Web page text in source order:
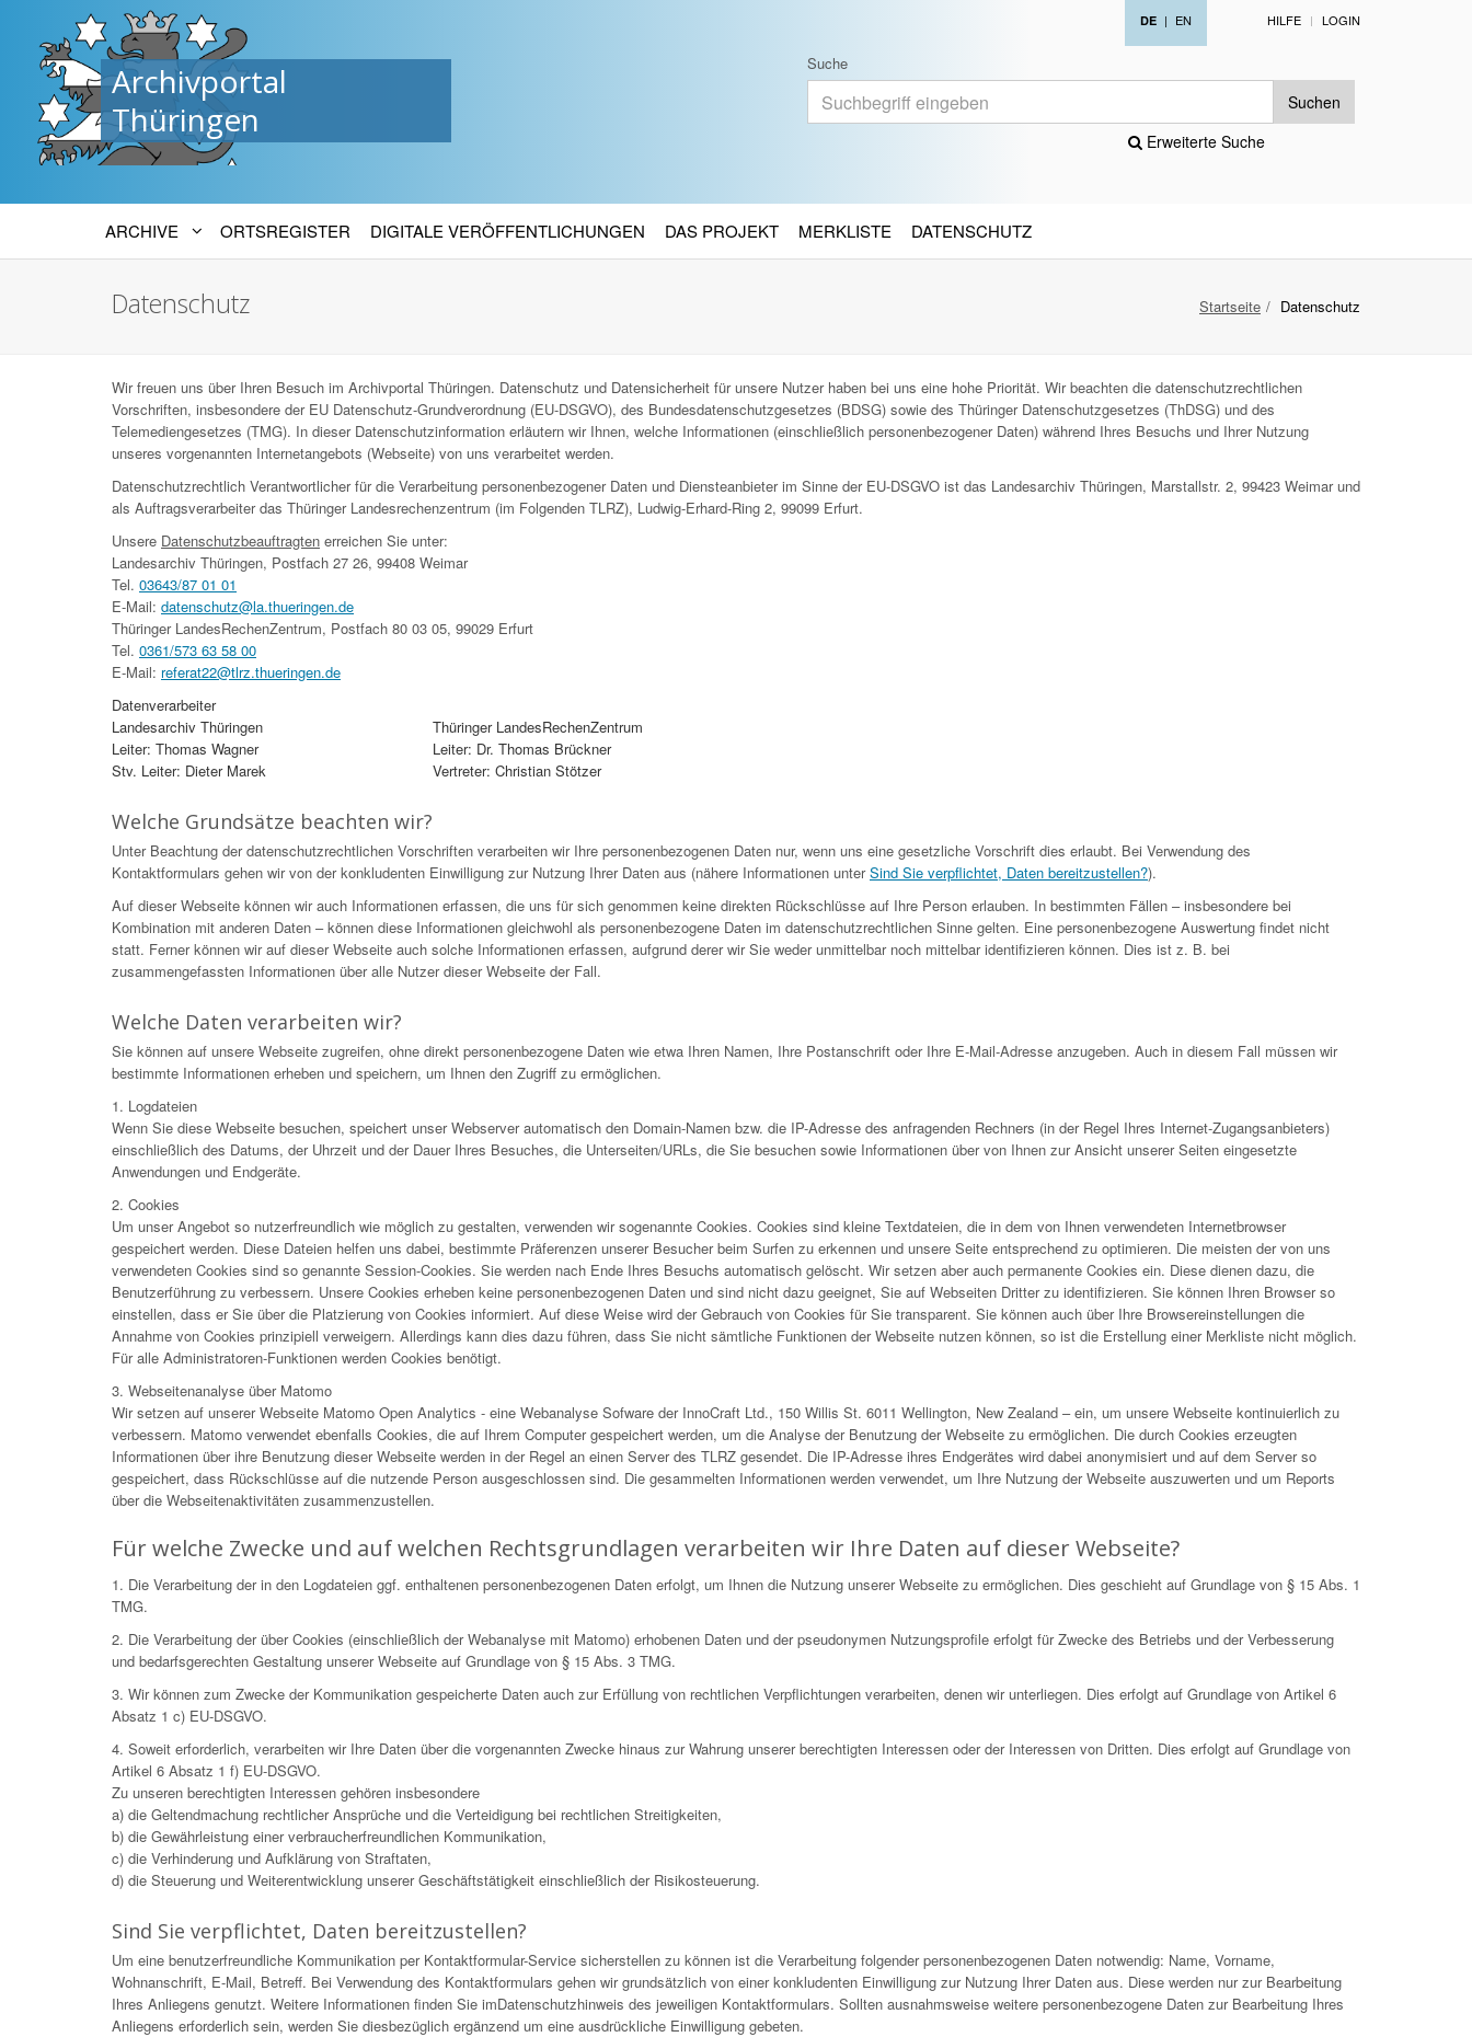
Archivportal
Thüringen
DE | EN HILFE LOGIN
Suche
Suchen
Erweiterte Suche
ARCHIVE ORTSREGISTER DIGITALE VERÖFFENTLICHUNGEN DAS PROJEKT MERKLISTE DATENSCHUTZ
Startseite Datenschutz
Datenschutz
Wir freuen uns über Ihren Besuch im Archivportal Thüringen. Datenschutz und Datensicherheit für unsere Nutzer haben bei uns eine hohe Priorität. Wir beachten die datenschutzrechtlichen
Vorschriften, insbesondere der EU Datenschutz-Grundverordnung (EU-DSGVO), des Bundesdatenschutzgesetzes (BDSG) sowie des Thüringer Datenschutzgesetzes (ThDSG) und des
Telemediengesetzes (TMG). In dieser Datenschutzinformation erläutern wir Ihnen, welche Informationen (einschließlich personenbezogener Daten) während Ihres Besuchs und Ihrer Nutzung
unseres vorgenannten Internetangebots (Webseite) von uns verarbeitet werden.
Datenschutzrechtlich Verantwortlicher für die Verarbeitung personenbezogener Daten und Diensteanbieter im Sinne der EU-DSGVO ist das Landesarchiv Thüringen, Marstallstr. 2, 99423 Weimar und
als Auftragsverarbeiter das Thüringer Landesrechenzentrum (im Folgenden TLRZ), Ludwig-Erhard-Ring 2, 99099 Erfurt.
Unsere Datenschutzbeauftragten erreichen Sie unter:
Landesarchiv Thüringen, Postfach 27 26, 99408 Weimar
Tel. 03643/87 01 01
E-Mail: datenschutz@la.thueringen.de
Thüringer LandesRechenZentrum, Postfach 80 03 05, 99029 Erfurt
Tel. 0361/573 63 58 00
E-Mail: referat22@tlrz.thueringen.de
Datenverarbeiter
Landesarchiv Thüringen
Leiter: Thomas Wagner
Stv. Leiter: Dieter Marek
Thüringer LandesRechenZentrum
Leiter: Dr. Thomas Brückner
Vertreter: Christian Stötzer
Welche Grundsätze beachten wir?
Unter Beachtung der datenschutzrechtlichen Vorschriften verarbeiten wir Ihre personenbezogenen Daten nur, wenn uns eine gesetzliche Vorschrift dies erlaubt. Bei Verwendung des
Kontaktformulars gehen wir von der konkludenten Einwilligung zur Nutzung Ihrer Daten aus (nähere Informationen unterSind Sie verpflichtet, Daten bereitzustellen?).
Auf dieser Webseite können wir auch Informationen erfassen, die uns für sich genommen keine direkten Rückschlüsse auf Ihre Person erlauben. In bestimmten Fällen – insbesondere bei
Kombination mit anderen Daten – können diese Informationen gleichwohl als personenbezogene Daten im datenschutzrechtlichen Sinne gelten. Eine personenbezogene Auswertung findet nicht
statt. Ferner können wir auf dieser Webseite auch solche Informationen erfassen, aufgrund derer wir Sie weder unmittelbar noch mittelbar identifizieren können. Dies ist z. B. bei
zusammengefassten Informationen über alle Nutzer dieser Webseite der Fall.
Welche Daten verarbeiten wir?
Sie können auf unsere Webseite zugreifen, ohne direkt personenbezogene Daten wie etwa Ihren Namen, Ihre Postanschrift oder Ihre E-Mail-Adresse anzugeben. Auch in diesem Fall müssen wir
bestimmte Informationen erheben und speichern, um Ihnen den Zugriff zu ermöglichen.
1. Logdateien
Wenn Sie diese Webseite besuchen, speichert unser Webserver automatisch den Domain-Namen bzw. die IP-Adresse des anfragenden Rechners (in der Regel Ihres Internet-Zugangsanbieters)
einschließlich des Datums, der Uhrzeit und der Dauer Ihres Besuches, die Unterseiten/URLs, die Sie besuchen sowie Informationen über von Ihnen zur Ansicht unserer Seiten eingesetzte
Anwendungen und Endgeräte.
2. Cookies
Um unser Angebot so nutzerfreundlich wie möglich zu gestalten, verwenden wir sogenannte Cookies. Cookies sind kleine Textdateien, die in dem von Ihnen verwendeten Internetbrowser
gespeichert werden. Diese Dateien helfen uns dabei, bestimmte Präferenzen unserer Besucher beim Surfen zu erkennen und unsere Seite entsprechend zu optimieren. Die meisten der von uns
verwendeten Cookies sind so genannte Session-Cookies. Sie werden nach Ende Ihres Besuchs automatisch gelöscht. Wir setzen aber auch permanente Cookies ein. Diese dienen dazu, die
Benutzerführung zu verbessern. Unsere Cookies erheben keine personenbezogenen Daten und sind nicht dazu geeignet, Sie auf Webseiten Dritter zu identifizieren. Sie können Ihren Browser so
einstellen, dass er Sie über die Platzierung von Cookies informiert. Auf diese Weise wird der Gebrauch von Cookies für Sie transparent. Sie können auch über Ihre Browsereinstellungen die
Annahme von Cookies prinzipiell verweigern. Allerdings kann dies dazu führen, dass Sie nicht sämtliche Funktionen der Webseite nutzen können, so ist die Erstellung einer Merkliste nicht möglich.
Für alle Administratoren-Funktionen werden Cookies benötigt.
3. Webseitenanalyse über Matomo
Wir setzen auf unserer Webseite Matomo Open Analytics - eine Webanalyse Sofware der InnoCraft Ltd., 150 Willis St. 6011 Wellington, New Zealand – ein, um unsere Webseite kontinuierlich zu
verbessern. Matomo verwendet ebenfalls Cookies, die auf Ihrem Computer gespeichert werden, um die Analyse der Benutzung der Webseite zu ermöglichen. Die durch Cookies erzeugten
Informationen über ihre Benutzung dieser Webseite werden in der Regel an einen Server des TLRZ gesendet. Die IP-Adresse ihres Endgerätes wird dabei anonymisiert und auf dem Server so
gespeichert, dass Rückschlüsse auf die nutzende Person ausgeschlossen sind. Die gesammelten Informationen werden verwendet, um Ihre Nutzung der Webseite auszuwerten und um Reports
über die Webseitenaktivitäten zusammenzustellen.
Für welche Zwecke und auf welchen Rechtsgrundlagen verarbeiten wir Ihre Daten auf dieser Webseite?
1. Die Verarbeitung der in den Logdateien ggf. enthaltenen personenbezogenen Daten erfolgt, um Ihnen die Nutzung unserer Webseite zu ermöglichen. Dies geschieht auf Grundlage von § 15 Abs. 1
TMG.
2. Die Verarbeitung der über Cookies (einschließlich der Webanalyse mit Matomo) erhobenen Daten und der pseudonymen Nutzungsprofile erfolgt für Zwecke des Betriebs und der Verbesserung
und bedarfsgerechten Gestaltung unserer Webseite auf Grundlage von § 15 Abs. 3 TMG.
3. Wir können zum Zwecke der Kommunikation gespeicherte Daten auch zur Erfüllung von rechtlichen Verpflichtungen verarbeiten, denen wir unterliegen. Dies erfolgt auf Grundlage von Artikel 6
Absatz 1 c) EU-DSGVO.
4. Soweit erforderlich, verarbeiten wir Ihre Daten über die vorgenannten Zwecke hinaus zur Wahrung unserer berechtigten Interessen oder der Interessen von Dritten. Dies erfolgt auf Grundlage von
Artikel 6 Absatz 1 f) EU-DSGVO.
Zu unseren berechtigten Interessen gehören insbesondere
a) die Geltendmachung rechtlicher Ansprüche und die Verteidigung bei rechtlichen Streitigkeiten,
b) die Gewährleistung einer verbraucherfreundlichen Kommunikation,
c) die Verhinderung und Aufklärung von Straftaten,
d) die Steuerung und Weiterentwicklung unserer Geschäftstätigkeit einschließlich der Risikosteuerung.
Sind Sie verpflichtet, Daten bereitzustellen?
Um eine benutzerfreundliche Kommunikation per Kontaktformular-Service sicherstellen zu können ist die Verarbeitung folgender personenbezogenen Daten notwendig: Name, Vorname,
Wohnanschrift, E-Mail, Betreff. Bei Verwendung des Kontaktformulars gehen wir grundsätzlich von einer konkludenten Einwilligung zur Nutzung Ihrer Daten aus. Diese werden nur zur Bearbeitung
Ihres Anliegens genutzt. Weitere Informationen finden Sie imDatenschutzhinweis des jeweiligen Kontaktformulars. Sollten ausnahmsweise weitere personenbezogene Daten zur Bearbeitung Ihres
Anliegens erforderlich sein, werden Sie diesbezüglich ergänzend um eine ausdrückliche Einwilligung gebeten.